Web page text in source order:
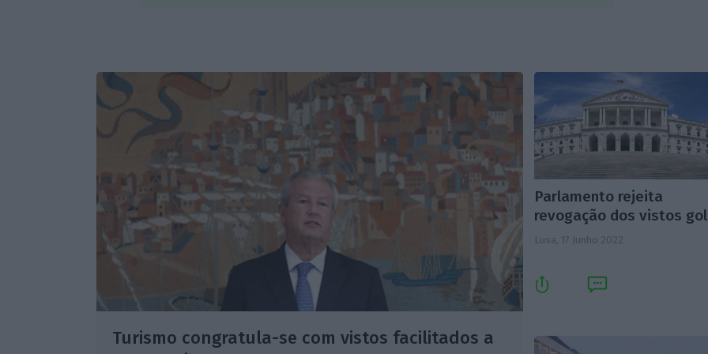
Turismo congratula-se com vistos facilitados a
Parlamento rejeita
revogação dos vistos
Lusa, 17 Junho 2022